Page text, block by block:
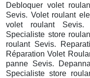
Debloquer volet
Sevis. Volet roulant
volet roulant Sevis.
Specialiste store
roulant Sevis.
Réparation Volet
panne Sevis.
Specialiste store